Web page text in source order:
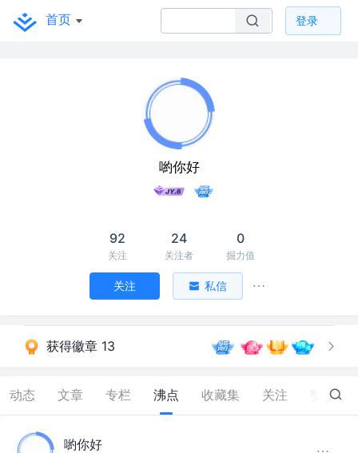
首页 登录
喲你好
92
关注
24
关注者
0
掘力值
关注 私信
获得徽章 13
动态 文章 专栏 沸点 收藏集 关注 349
喲你好